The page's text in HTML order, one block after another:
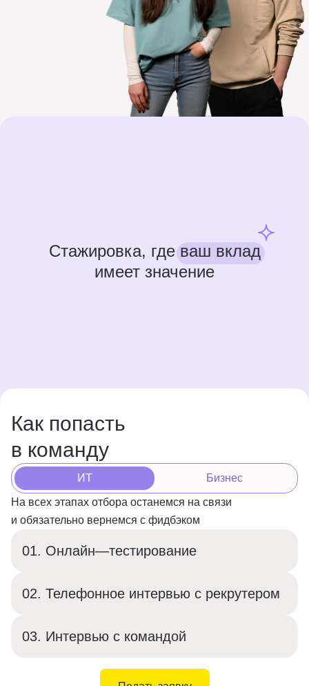
Стажировка, где ваш вклад
имеет значение
Как попасть
в команду
ИТ Бизнес
На всех этапах отбора останемся на связи
и обязательно вернемся с фидбэком
01. Онлайн—тестирование
02. Телефонное интервью с рекрутером
03. Интервью с командой